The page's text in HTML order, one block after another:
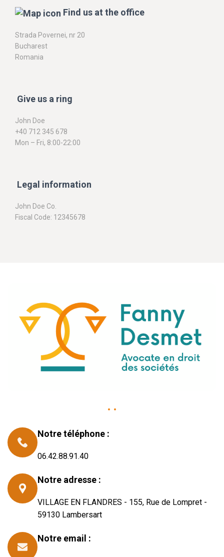
Find us at the office
Strada Povernei, nr 20
Bucharest
Romania
Give us a ring
John Doe
+40 712 345 678
Mon – Fri, 8:00-22:00
Legal information
John Doe Co.
Fiscal Code: 12345678
Notre téléphone :
06.42.88.91.40
Notre adresse :
VILLAGE EN FLANDRES - 155, Rue de Lompret -
59130 Lambersart
Notre email :